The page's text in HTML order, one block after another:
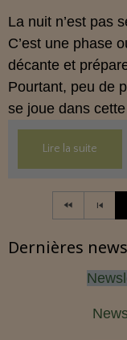
La nuit n’est pas
C’est une phase
décante et
Pourtant, peu de
se joue dans
Lire la suite
Dernières